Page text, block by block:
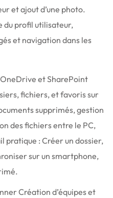
et ajout d’une photo.
du profil utilisateur,
et navigation dans les
et SharePoint
fichiers, et favoris sur
supprimés, gestion
des fichiers entre le PC,
pratique : Créer un dossier,
sur un smartphone,
Création d’équipes et